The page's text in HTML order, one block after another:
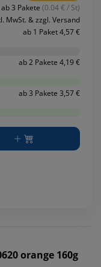
3 Pakete (0.04 € / St)
MwSt. & zzgl. Versand
ab 1 Paket 4,57 €
ab 2 Pakete 4,19 €
ab 3 Pakete 3,57 €
orange 160g